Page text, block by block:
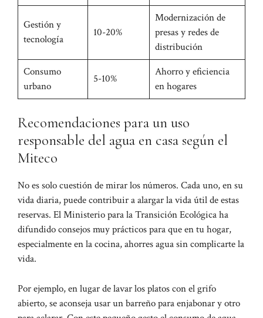
Gestión y
tecnología
10-20%
Modernización de
presas y redes de
distribución
Consumo
urbano
5-10%
Ahorro y eficiencia
en hogares
Recomendaciones para un uso
responsable del agua en casa según el
Miteco
No es solo cuestión de mirar los números. Cada uno, en su
vida diaria, puede contribuir a alargar la vida útil de estas
reservas. El Ministerio para la Transición Ecológica ha
difundido consejos muy prácticos para que en tu hogar,
especialmente en la cocina, ahorres agua sin complicarte la
vida.
Por ejemplo, en lugar de lavar los platos con el grifo
abierto, se aconseja usar un barreño para enjabonar y otro